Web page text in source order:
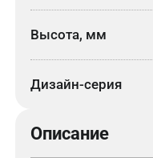
Высота, мм
Дизайн-серия
Описание